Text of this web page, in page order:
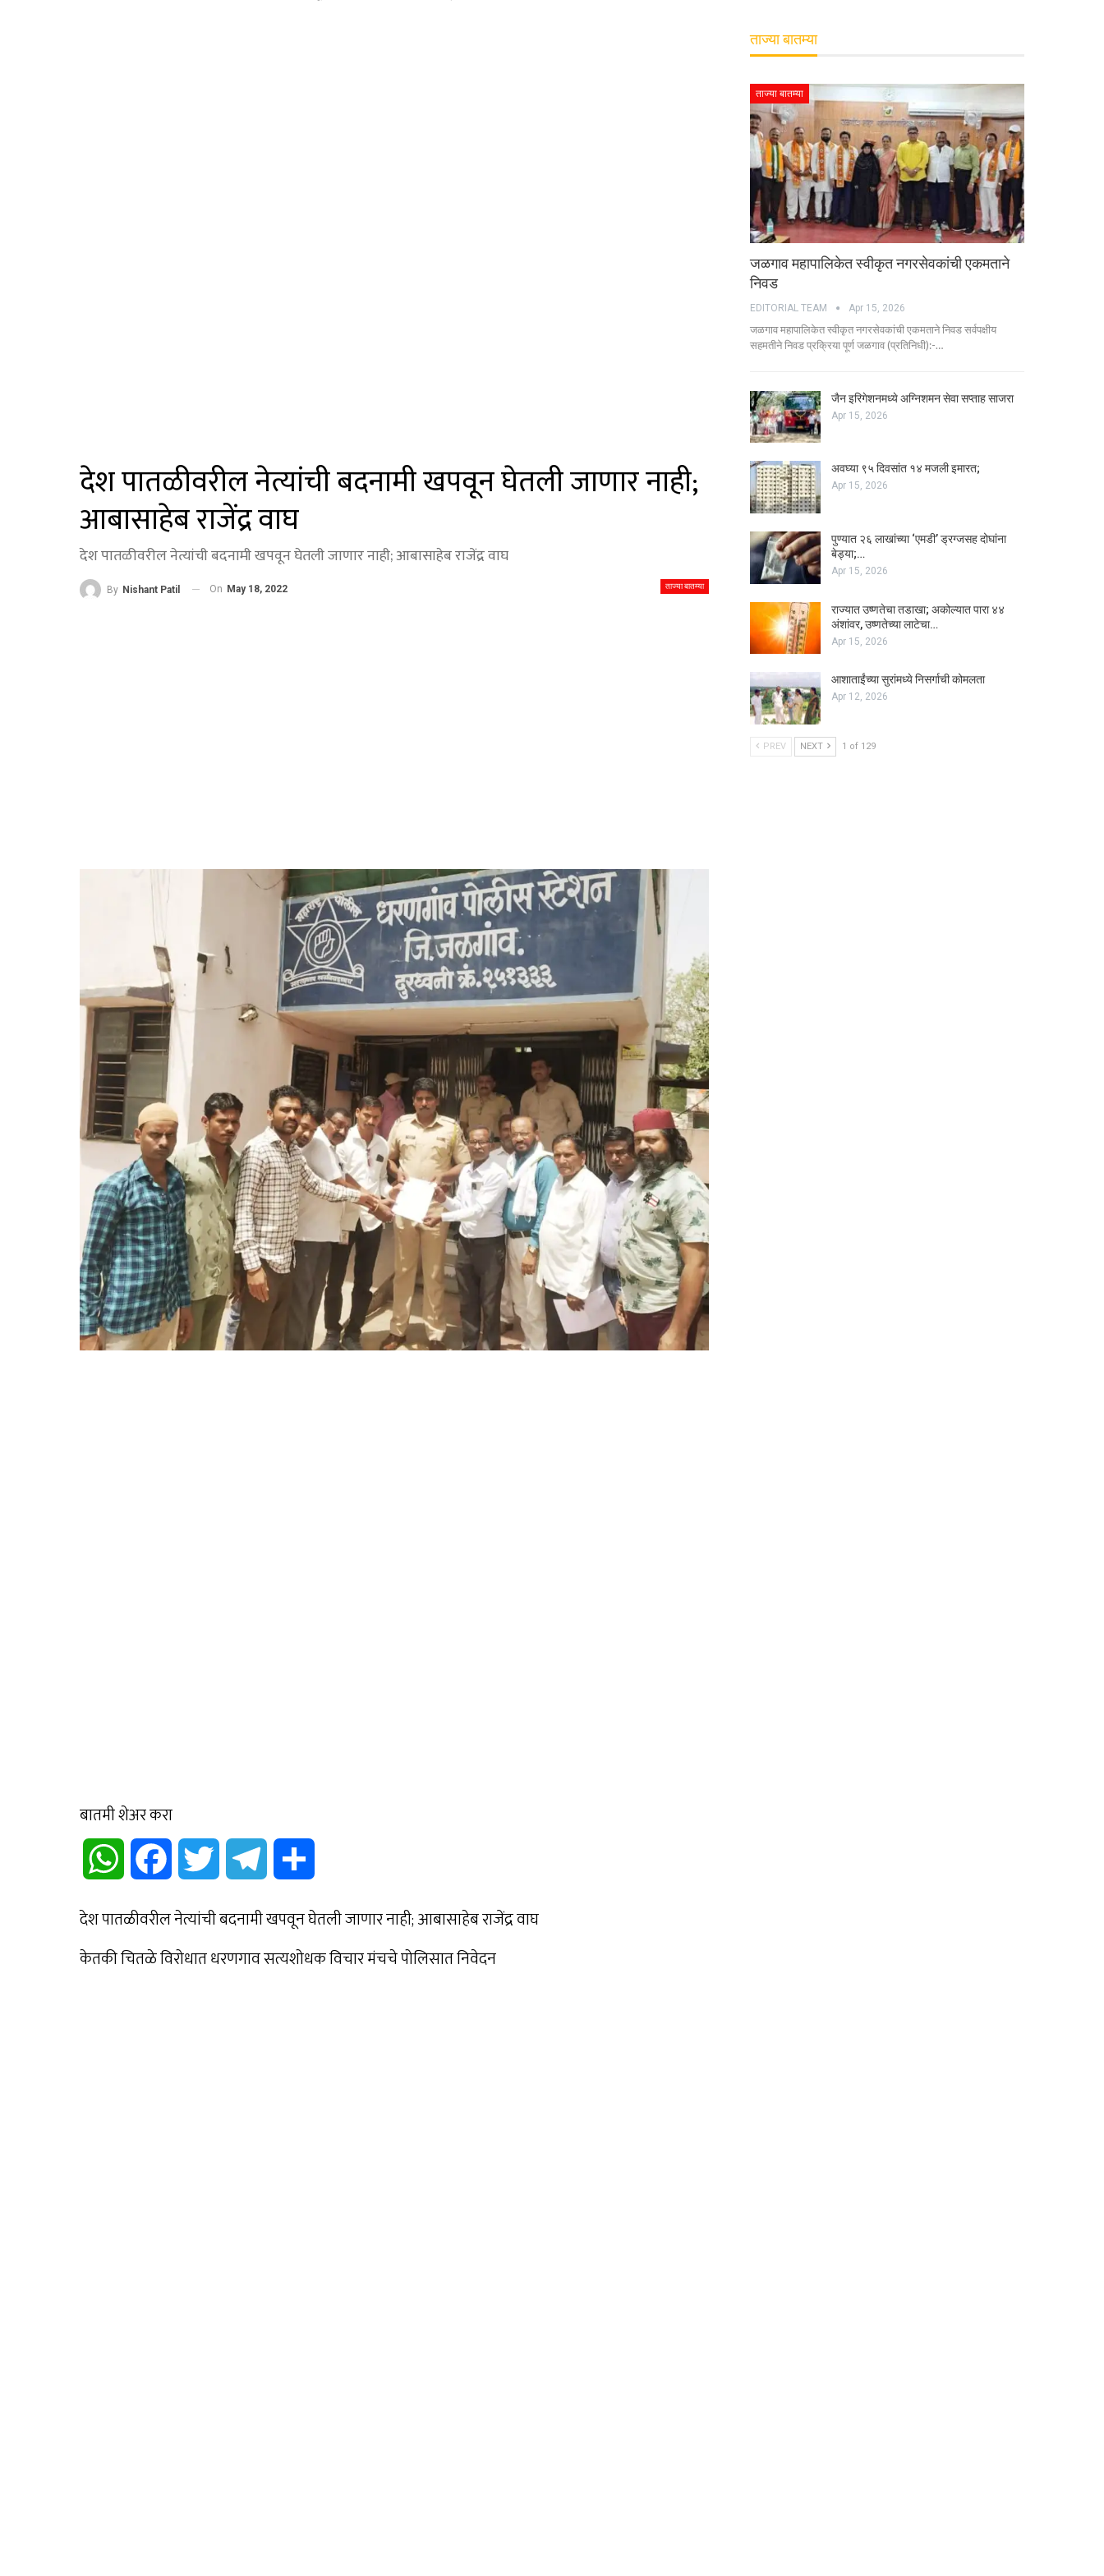
देश पातळीवरील नेत्यांची बदनामी खपवून घेतली जाणार नाही;
आबासाहेब राजेंद्र वाघ
देश पातळीवरील नेत्यांची बदनामी खपवून घेतली जाणार नाही; आबासाहेब राजेंद्र वाघ
ताज्या बातम्या
By Nishant Patil On May 18, 2022
बातमी शेअर करा
WhatsApp Facebook Twitter Telegram
देश पातळीवरील नेत्यांची बदनामी खपवून घेतली जाणार नाही; आबासाहेब राजेंद्र वाघ
केतकी चितळे विरोधात धरणगाव सत्यशोधक विचार मंचचे पोलिसात निवेदन
ताज्या बातम्या
ताज्या बातम्या
जळगाव महापालिकेत स्वीकृत नगरसेवकांची एकमताने
निवड
EDITORIAL TEAM Apr 15, 2026
जळगाव महापालिकेत स्वीकृत नगरसेवकांची एकमताने निवड सर्वपक्षीय
सहमतीने निवड प्रक्रिया पूर्ण जळगाव (प्रतिनिधी):-…
जैन इरिगेशनमध्ये अग्निशमन सेवा सप्ताह साजरा
Apr 15, 2026
अवघ्या ९५ दिवसांत १४ मजली इमारत;
Apr 15, 2026
पुण्यात २६ लाखांच्या ‘एमडी’ ड्रग्जसह दोघांना
बेड्या;…
Apr 15, 2026
राज्यात उष्णतेचा तडाखा; अकोल्यात पारा ४४
अंशांवर, उष्णतेच्या लाटेचा…
Apr 15, 2026
आशाताईंच्या सुरांमध्ये निसर्गाची कोमलता
Apr 12, 2026
PREV NEXT 1 of 129